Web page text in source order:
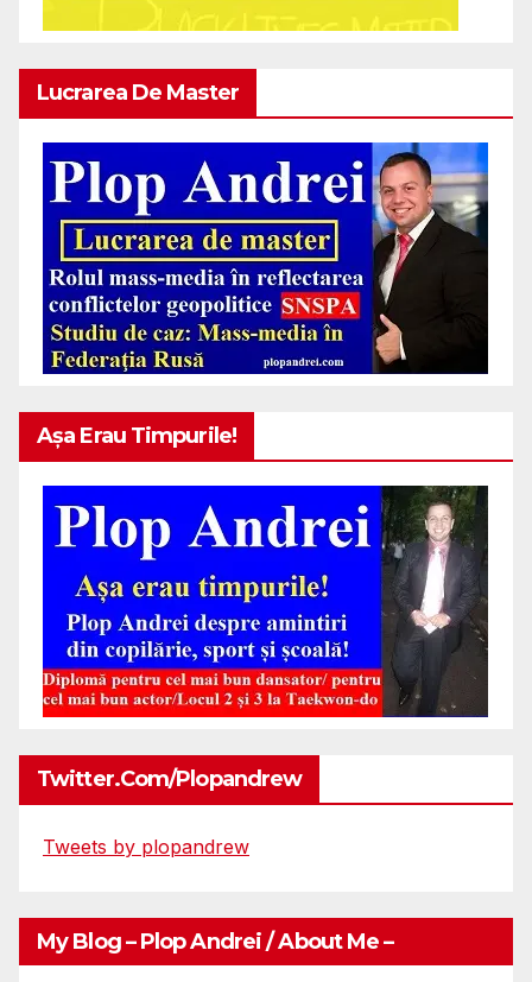
Lucrarea De Master
Așa Erau Timpurile!
Twitter.com/plopandrew
Tweets by plopandrew
My Blog – Plop Andrei / About Me –